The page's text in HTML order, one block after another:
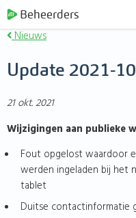
Beheerders
Nieuws
Update 2021-
21 okt. 2021
Wijzigingen aan publieke
Fout opgelost waardoor
werden ingeladen bij het
tablet
Duitse contactinformatie